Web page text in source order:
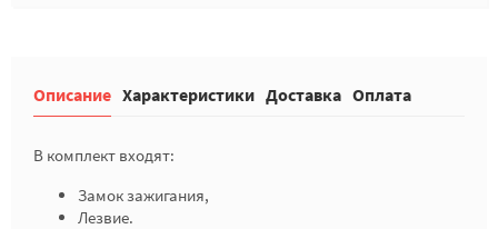
Описание Характеристики Доставка Оплата
В комплект входят:
Замок зажигания,
Лезвие.